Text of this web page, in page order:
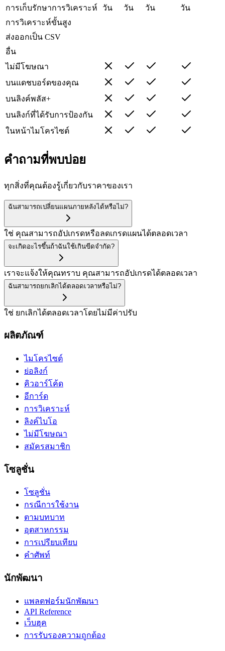
การเก็บรักษาการวิเคราะห์ วัน วัน วัน
วัน
การวิเคราะห์ขั้นสูง
ส่งออกเป็น CSV
อื่น
ไม่มีโฆษณา
บนแดชบอร์ดของคุณ
บนลิงค์พลัส+
บนลิงก์ที่ได้รับการป้องกัน
ในหน้าไมโครไซต์
คำถามที่พบบ่อย
ทุกสิ่งที่คุณต้องรู้เกี่ยวกับราคาของเรา
ฉันสามารถเปลี่ยนแผนภายหลังได้หรือไม่?
ใช่ คุณสามารถอัปเกรดหรือลดเกรดแผนได้ตลอดเวลา
จะเกิดอะไรขึ้นถ้าฉันใช้เกินขีดจำกัด?
เราจะแจ้งให้คุณทราบ คุณสามารถอัปเกรดได้ตลอดเวลา
ฉันสามารถยกเลิกได้ตลอดเวลาหรือไม่?
ใช่ ยกเลิกได้ตลอดเวลาโดยไม่มีค่าปรับ
ผลิตภัณฑ์
ไมโครไซต์
ย่อลิงก์
คิวอาร์โค้ด
อีการ์ด
การวิเคราะห์
ลิงค์ไบโอ
ไม่มีโฆษณา
สมัครสมาชิก
โซลูชั่น
โซลูชั่น
กรณีการใช้งาน
ตามบทบาท
อุตสาหกรรม
การเปรียบเทียบ
คำศัพท์
นักพัฒนา
แพลตฟอร์มนักพัฒนา
API Reference
เว็บฮุค
การรับรองความถูกต้อง